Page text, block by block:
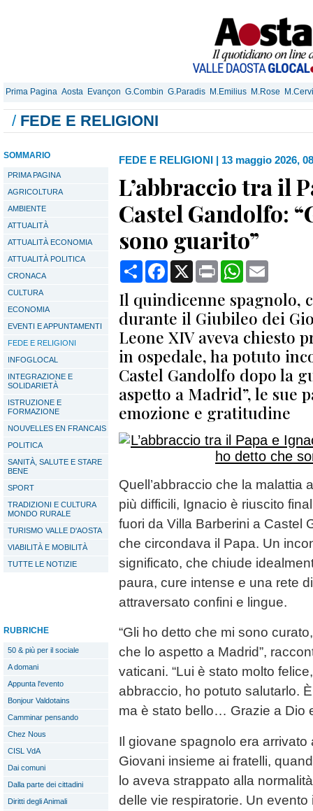
Prima Pagina Aosta Evançon G.Combin G.Paradis M.Emilius M.Rose
/ FEDE E RELIGIONI
SOMMARIO
PRIMA PAGINA
AGRICOLTURA
AMBIENTE
ATTUALITÀ
ATTUALITÀ ECONOMIA
ATTUALITÀ POLITICA
CRONACA
CULTURA
ECONOMIA
EVENTI E APPUNTAMENTI
FEDE E RELIGIONI
INFOGLOCAL
INTEGRAZIONE E
SOLIDARIETÀ
ISTRUZIONE E
FORMAZIONE
NOUVELLES EN FRANCAIS
POLITICA
SANITÀ, SALUTE E STARE
BENE
SPORT
TRADIZIONI E CULTURA
MONDO RURALE
TURISMO VALLE D'AOSTA
VIABILITÀ E MOBILITÀ
TUTTE LE NOTIZIE
RUBRICHE
50 & più per il sociale
A domani
Appunta l'evento
Bonjour Valdotains
Camminar pensando
Chez Nous
CISL VdA
Dai comuni
Dalla parte dei cittadini
Diritti degli Animali
FEDE E RELIGIONI | 13 maggio 2026,
L’abbraccio tra il
Castel Gandolfo:
sono guarito”
CondividiFacebook
X Print WhatsApp
Il quindicenne spagnolo,
durante il Giubileo dei
Leone XIV aveva chiesto
in ospedale, ha potuto
Castel Gandolfo dopo la
aspetto a Madrid”, le sue
emozione e gratitudine
Quell’abbraccio che la malattia
più difficili, Ignacio è riuscito
fuori da Villa Barberini a Castel
che circondava il Papa. Un
significato, che chiude
paura, cure intense e una rete
attraversato confini e lingue.
“Gli ho detto che mi sono
che lo aspetto a Madrid”,
vaticani. “Lui è stato molto
abbraccio, ho potuto salutarlo.
ma è stato bello… Grazie a Dio
Il giovane spagnolo era
Giovani insieme ai fratelli,
lo aveva strappato alla
delle vie respiratorie. Un